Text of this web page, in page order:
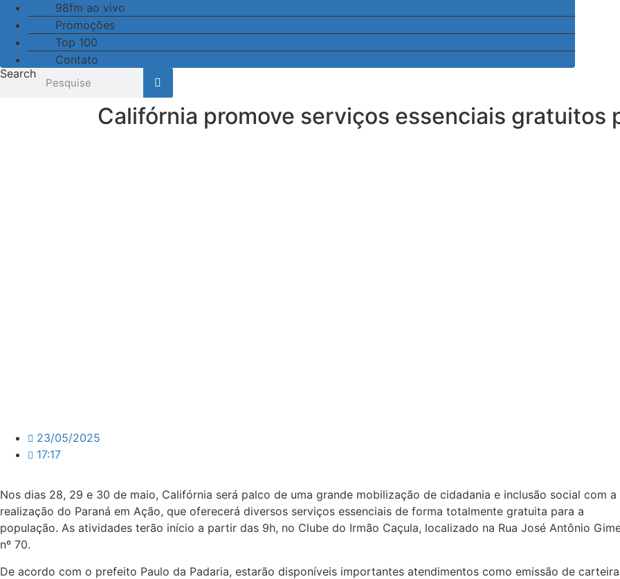
98fm ao vivo
Promoções
Top 100
Contato
Search
Califórnia promove serviços essenciais gratuitos
23/05/2025
17:17
Nos dias 28, 29 e 30 de maio, Califórnia será palco de uma grande mobilização de cidadania e inclusão social com a
realização do Paraná em Ação, que oferecerá diversos serviços essenciais de forma totalmente gratuita para a
população. As atividades terão início a partir das 9h, no Clube do Irmão Caçula, localizado na Rua José Antônio
nº 70.
De acordo com o prefeito Paulo da Padaria, estarão disponíveis importantes atendimentos como emissão de